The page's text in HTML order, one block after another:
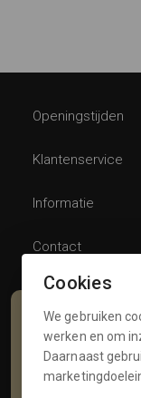
Openingstijden
Klantenservice
Informatie
Contact
Schrijf je
Voornaam
Cookies
We gebruiken
werken en om
Daarnaast